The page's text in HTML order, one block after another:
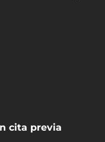
cita previa